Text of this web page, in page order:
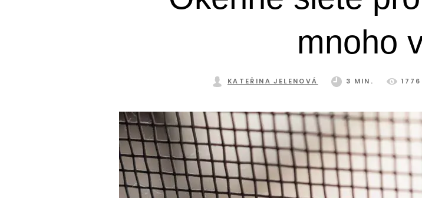
mnoho
KATEŘINA JELENOVÁ 3 MIN.